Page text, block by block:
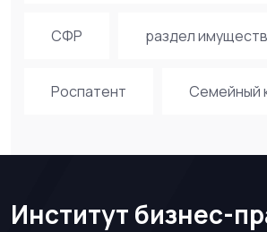
СФР раздел
Роспатент Семейный
Институт бизнес-